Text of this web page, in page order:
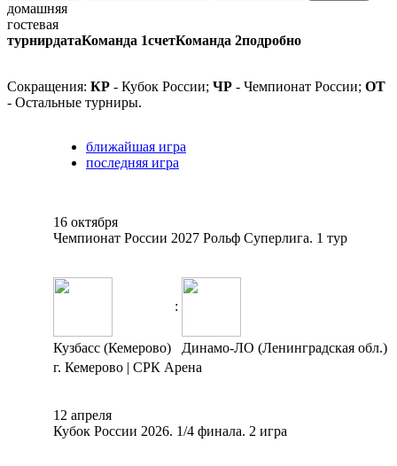
домашняя
гостевая
турнирдатаКоманда 1счетКоманда 2подробно
Сокращения: КР - Кубок России; ЧР - Чемпионат России; ОТ
- Остальные турниры.
ближайшая игра
последняя игра
16 октября
Чемпионат России 2027 Рольф Суперлига. 1 тур
:
Кузбасс (Кемерово)
Динамо-ЛО (Ленинградская обл.)
г. Кемерово | СРК Арена
12 апреля
Кубок России 2026. 1/4 финала. 2 игра